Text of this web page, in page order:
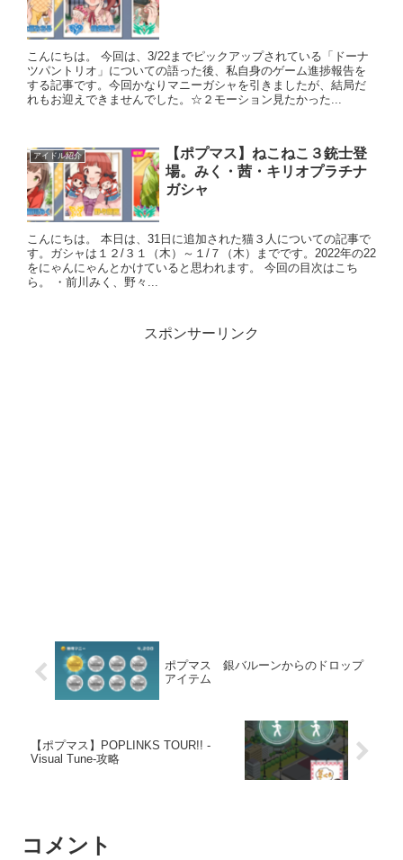
こんにちは。 今回は、3/22までピックアップされている「ドーナ
ツパントリオ」についての語った後、私自身のゲーム進捗報告を
する記事です。今回かなりマニーガシャを引きましたが、結局だ
れもお迎えできませんでした。☆２モーション見たかった...
アイドル紹介
【ポプマス】ねこねこ３銃士登
場。みく・茜・キリオプラチナ
ガシャ
こんにちは。 本日は、31日に追加された猫３人についての記事で
す。ガシャは１２/３１（木）～１/７（木）までです。2022年の22
をにゃんにゃんとかけていると思われます。 今回の目次はこち
ら。 ・前川みく、野々...
スポンサーリンク
ポプマス 銀バルーンからのドロップ
アイテム
【ポプマス】POPLINKS TOUR!! -
Visual Tune-攻略
コメント